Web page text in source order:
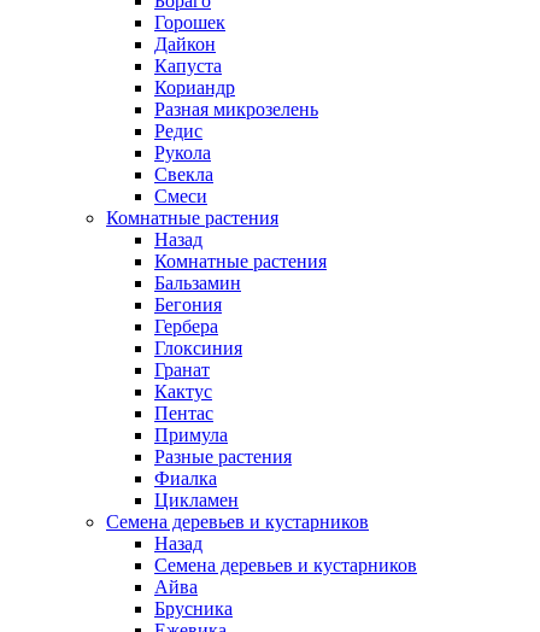
Горошек
Дайкон
Капуста
Кориандр
Разная микрозелень
Редис
Рукола
Свекла
Смеси
Комнатные растения
Назад
Комнатные растения
Бальзамин
Бегония
Гербера
Глоксиния
Гранат
Кактус
Пентас
Примула
Разные растения
Фиалка
Цикламен
Семена деревьев и кустарников
Назад
Семена деревьев и кустарников
Айва
Брусника